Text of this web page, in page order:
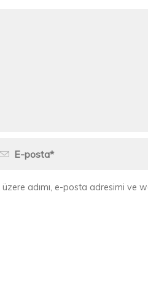
adımı, e-posta adresimi ve